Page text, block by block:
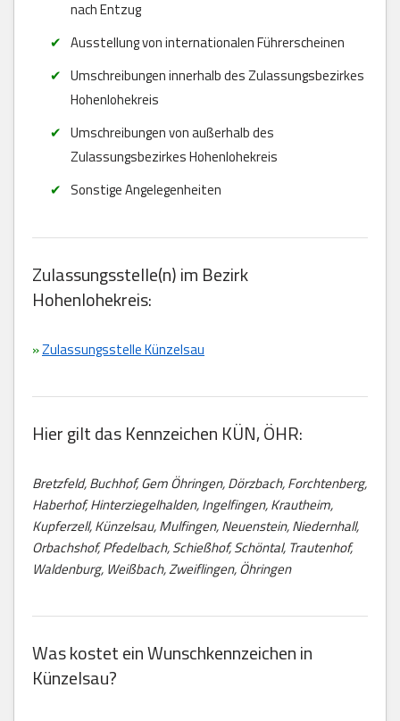
nach Entzug
Ausstellung von internationalen Führerscheinen
Umschreibungen innerhalb des Zulassungsbezirkes
Hohenlohekreis
Umschreibungen von außerhalb des
Zulassungsbezirkes Hohenlohekreis
Sonstige Angelegenheiten
Zulassungsstelle(n) im Bezirk
Hohenlohekreis:
»Zulassungsstelle Künzelsau
Hier gilt das Kennzeichen KÜN, ÖHR:
Bretzfeld, Buchhof, Gem Öhringen, Dörzbach, Forchtenberg,
Haberhof, Hinterziegelhalden, Ingelfingen, Krautheim,
Kupferzell, Künzelsau, Mulfingen, Neuenstein, Niedernhall,
Orbachshof, Pfedelbach, Schießhof, Schöntal, Trautenhof,
Waldenburg, Weißbach, Zweiflingen, Öhringen
Was kostet ein Wunschkennzeichen in
Künzelsau?